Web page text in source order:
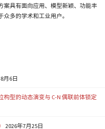
案具有面向应用、模型新颖、功能丰
多的学术和工业用户。
月6日
构型的动态演变与 C-N 偶联前体锁定
2026年7月25日